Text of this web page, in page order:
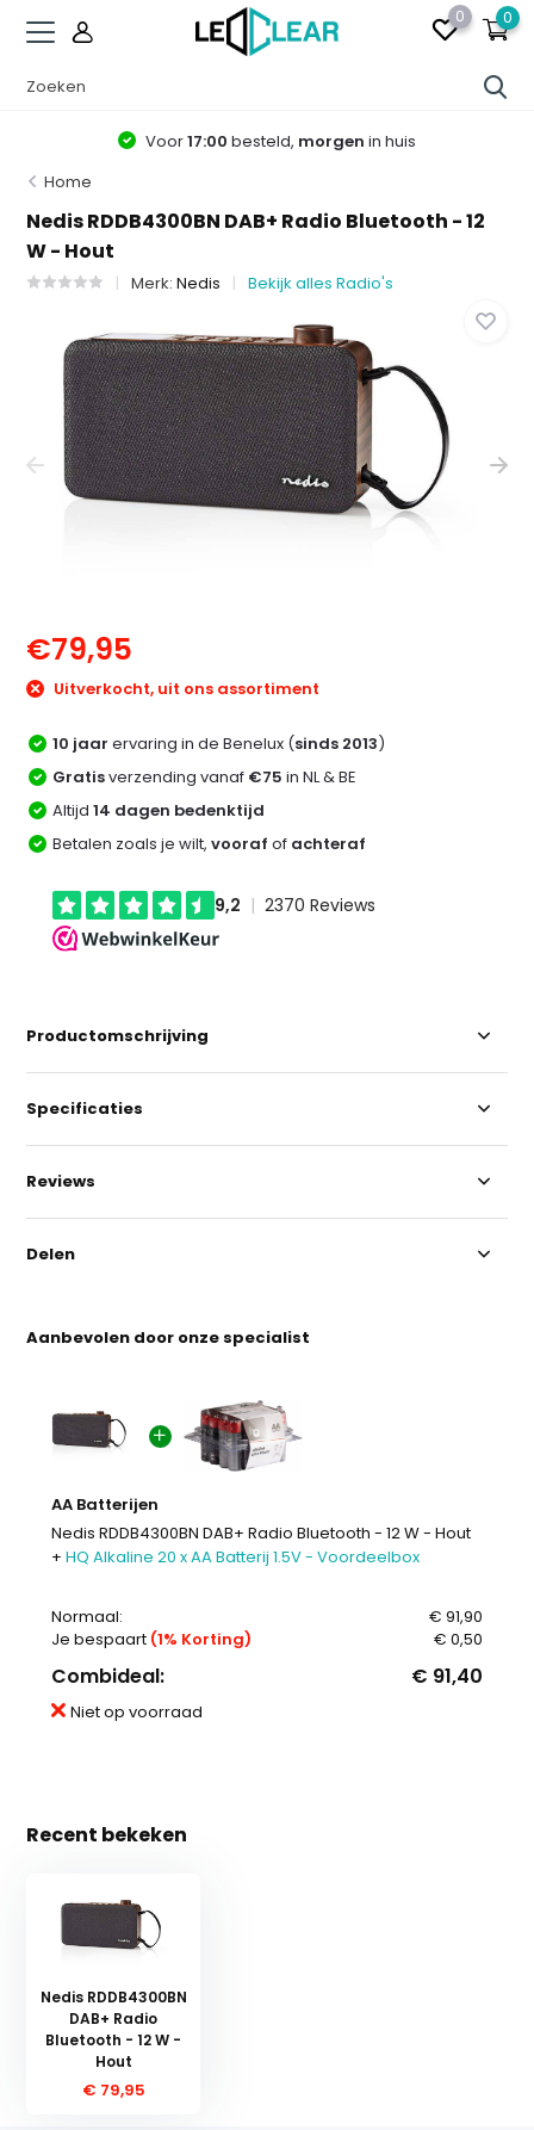
0 0
Voor17:00 besteld, morgen in huis
Home
Nedis RDDB4300BN DAB+ Radio Bluetooth - 12
W - Hout
Merk:Nedis Bekijk alles Radio's
€79,95
Uitverkocht, uit ons assortiment
10 jaar ervaring in de Benelux (sinds 2013)
Gratisverzending vanaf €75 in NL & BE
Altijd14 dagen bedenktijd
Betalen zoals je wilt,vooraf of achteraf
Aanbevolen door onze specialist
AA Batterijen
Nedis RDDB4300BN DAB+ Radio Bluetooth - 12 W - Hout
+ HQ Alkaline 20 x AA Batterij 1.5V - Voordeelbox
Normaal:
€ 91,90
Je bespaart (1% Korting) € 0,50
Combideal: € 91,40
Niet op voorraad
Productomschrijving
Specificaties
Reviews
Delen
Recent bekeken
Nedis RDDB4300BN
DAB+ Radio
Bluetooth - 12 W -
Hout
€ 79,95